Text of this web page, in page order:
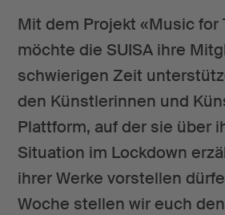
Mit dem Projekt «Music for
möchte die SUISA ihre
schwierigen Zeit
den Künstlerinnen und
Plattform, auf der sie über
Situation im Lockdown
ihrer Werke vorstellen
Woche stellen wir euch